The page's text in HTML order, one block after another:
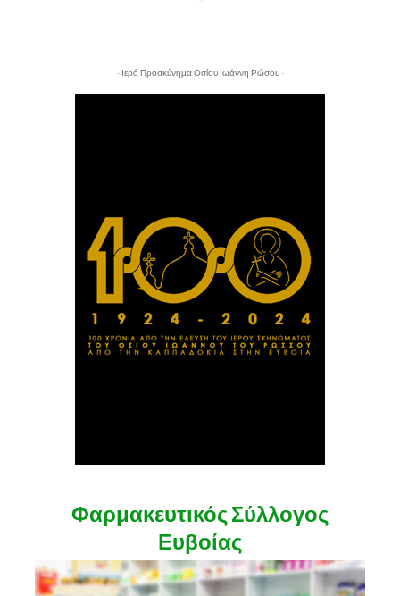
- Ιερό Προσκύνημα Οσίου Ιωάννη Ρώσου -
Φαρμακευτικός Σύλλογος
Ευβοίας